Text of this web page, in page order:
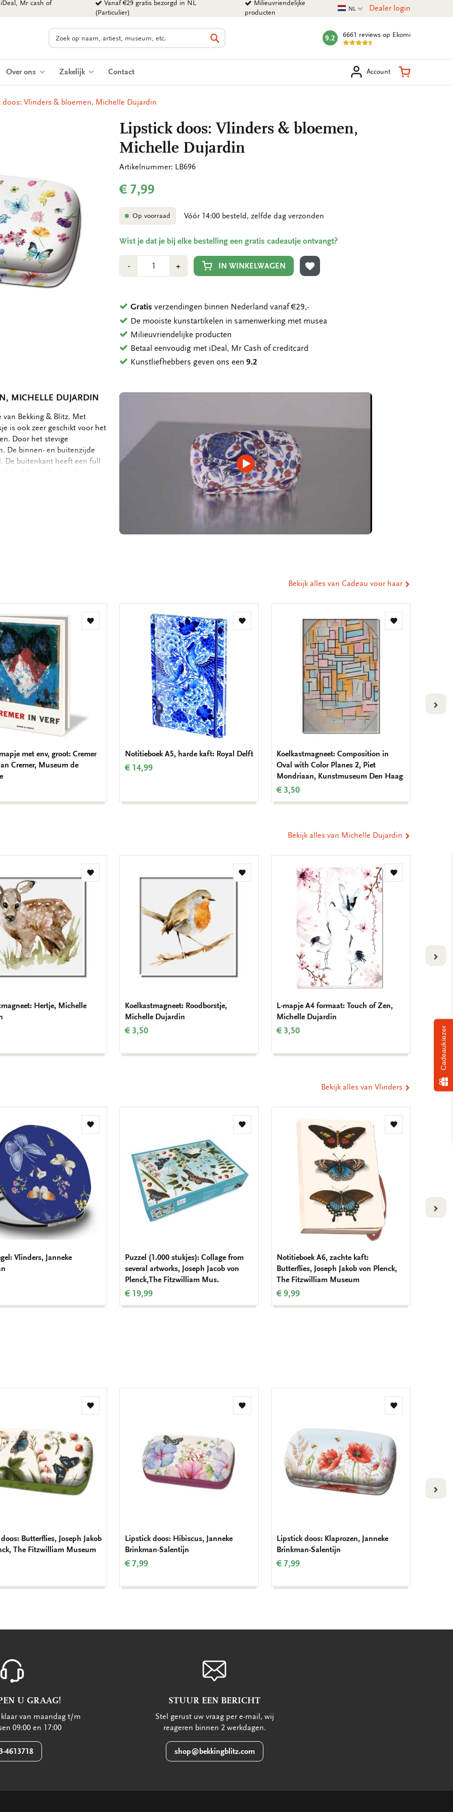
Mr cash of
Vanaf €29 gratis bezorgd in NL
(Particulier)
Milieuvriendelijke
producten
Huidige taal
NL Dealer login
Zoeken
Zoeken
mark:
9.2 6661 reviews op Ekomi
Over ons Zakelijk Contact Account Winkelmand
doos: Vlinders & bloemen, Michelle Dujardin
Lipstick doos: Vlinders & bloemen,
Michelle Dujardin
Artikelnummer: LB696
€ 7,99
Op voorraad Vóór 14:00 besteld, zelfde dag verzonden
Wist je dat je bij elke bestelling een gratis cadeautje ontvangt?
-Min
1
+Plus
1
IN WINKELWAGEN
TOEVOEGEN AAN VERLANGLIJST
Gratis verzendingen binnen Nederland vanaf €29,-
De mooiste kunstartikelen in samenwerking met musea
Milieuvriendelijke producten
Betaal eenvoudig met iDeal, Mr Cash of creditcard
Kunstliefhebbers geven ons een9.2
MICHELLE DUJARDIN
Bekking & Blitz. Met
is ook zeer geschikt voor het
Door het stevige
De binnen- en buitenzijde
De buitenkant heeft een full
x 4.9 cm (b x h x d) -
binnenzijde - Stevige
Video
afspelen
Bekijk alles van Cadeau voor haar
Toevoegen
met env, groot: Cremer
Cremer, Museum de
Toevoegen
Notitieboek A5, harde kaft: Royal Delft
€ 14,99
Toevoegen
Koelkastmagneet: Composition in
Oval with Color Planes 2, Piet
Mondriaan, Kunstmuseum Den Haag
€ 3,50
Bekijk alles van Michelle Dujardin
Toevoegen
Hertje, Michelle
Toevoegen
Koelkastmagneet: Roodborstje,
Michelle Dujardin
€ 3,50
Toevoegen
L-mapje A4 formaat: Touch of Zen,
Michelle Dujardin
€ 3,50 € 3,50
Bekijk alles van Vlinders
Toevoegen
Vlinders, Janneke
Toevoegen
Puzzel (1.000 stukjes): Collage from
several artworks, Joseph Jacob von
Plenck,The Fitzwilliam Mus.
€ 19,99
Toevoegen
Notitieboek A6, zachte kaft:
Butterflies, Joseph Jakob von Plenck,
The Fitzwilliam Museum
€ 9,99
Toevoegen
Butterflies, Joseph Jakob
The Fitzwilliam Museum
Toevoegen
Lipstick doos: Hibiscus, Janneke
Brinkman-Salentijn
€ 7,99
Toevoegen
Lipstick doos: Klaprozen, Janneke
Brinkman-Salentijn
€ 7,99
U GRAAG!
van maandag t/m
09:00 en 17:00
4613718
STUUR EEN BERICHT
Stel gerust uw vraag per e-mail, wij
reageren binnen 2 werkdagen.
shop@bekkingblitz.com
Cadeaukiezer